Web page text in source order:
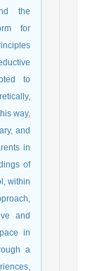
the
for
to
way,
and
in
of
within
and
in
a